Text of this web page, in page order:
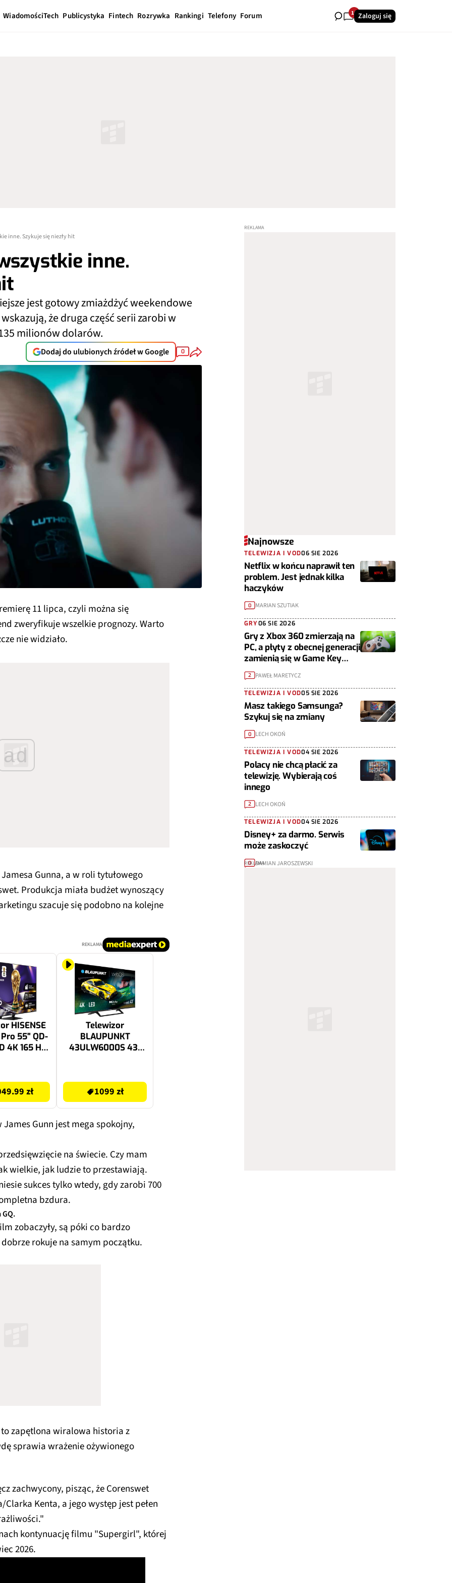
WiadomościTech Publicystyka Fintech Rozrywka Rankingi Telefony Forum 10Zaloguj się
inne. Szykuje się niezły hit
inne.
jest gotowy zmiażdżyć weekendowe
że druga część serii zarobi w
milionów dolarów.
Dodaj do ulubionych źródeł w Google 0
11 lipca, czyli można się
zweryfikuje wszelkie prognozy. Warto
nie widziało.
ad
Gunna, a w roli tytułowego
Produkcja miała budżet wynoszący
szacuje się podobno na kolejne
REKLAMA
HISENSE
55" QD-
4K 165 Hz
2.1
zł
Telewizor
BLAUPUNKT
43ULW6000S 43"
1099 zł
Gunn jest mega spokojny,
na świecie. Czy mam
wielkie, jak ludzie to przestawiają.
sukces tylko wtedy, gdy zarobi 700
bzdura.
zobaczyły, są póki co bardzo
rokuje na samym początku.
zapętlona wiralowa historia z
sprawia wrażenie ożywionego
zachwycony, pisząc, że Corenswet
Kenta, a jego występ jest pełen
kontynuację filmu "Supergirl", której
2026.
Najnowsze
TELEWIZJA I VOD06 SIE 2026
Netflix w końcu naprawił ten
problem. Jest jednak kilka
haczyków
0 MARIAN SZUTIAK
GRY06 SIE 2026
Gry z Xbox 360 zmierzają na
PC, a płyty z obecnej generacji
zamienią się w Game Key
Cardy
2 PAWEŁ MARETYCZ
TELEWIZJA I VOD05 SIE 2026
Masz takiego Samsunga?
Szykuj się na zmiany
0 LECH OKOŃ
TELEWIZJA I VOD04 SIE 2026
Polacy nie chcą płacić za
telewizję. Wybierają coś
innego
2 LECH OKOŃ
TELEWIZJA I VOD04 SIE 2026
Disney+ za darmo. Serwis
może zaskoczyć
0 DAMIAN JAROSZEWSKI